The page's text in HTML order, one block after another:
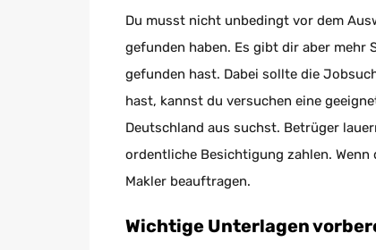
Du musst nicht unbedingt vor dem
gefunden haben. Es gibt dir aber mehr
gefunden hast. Dabei sollte die
hast, kannst du versuchen eine
Deutschland aus suchst. Betrüger
ordentliche Besichtigung zahlen.
Makler beauftragen.
Wichtige Unterlagen